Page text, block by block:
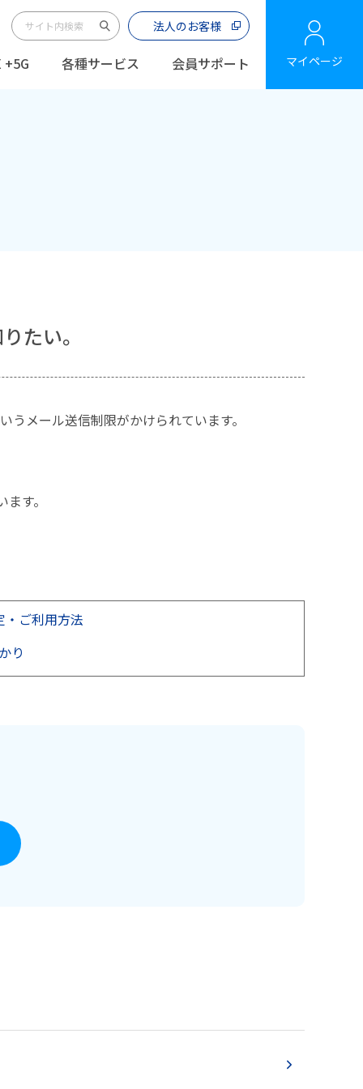
法人のお客様
+5G 各種サービス 会員サポート マイページ
たい。
メール送信制限がかけられています。
す。
・ご利用方法
り